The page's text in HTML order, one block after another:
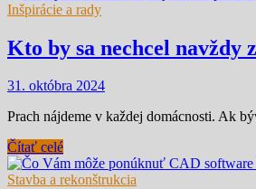
Inšpirácie a rady
Kto by sa nechcel navždy
31. októbra 2024
Prach nájdeme v každej domácnosti. Ak
Čítať celé
Stavba a rekonštrukcia